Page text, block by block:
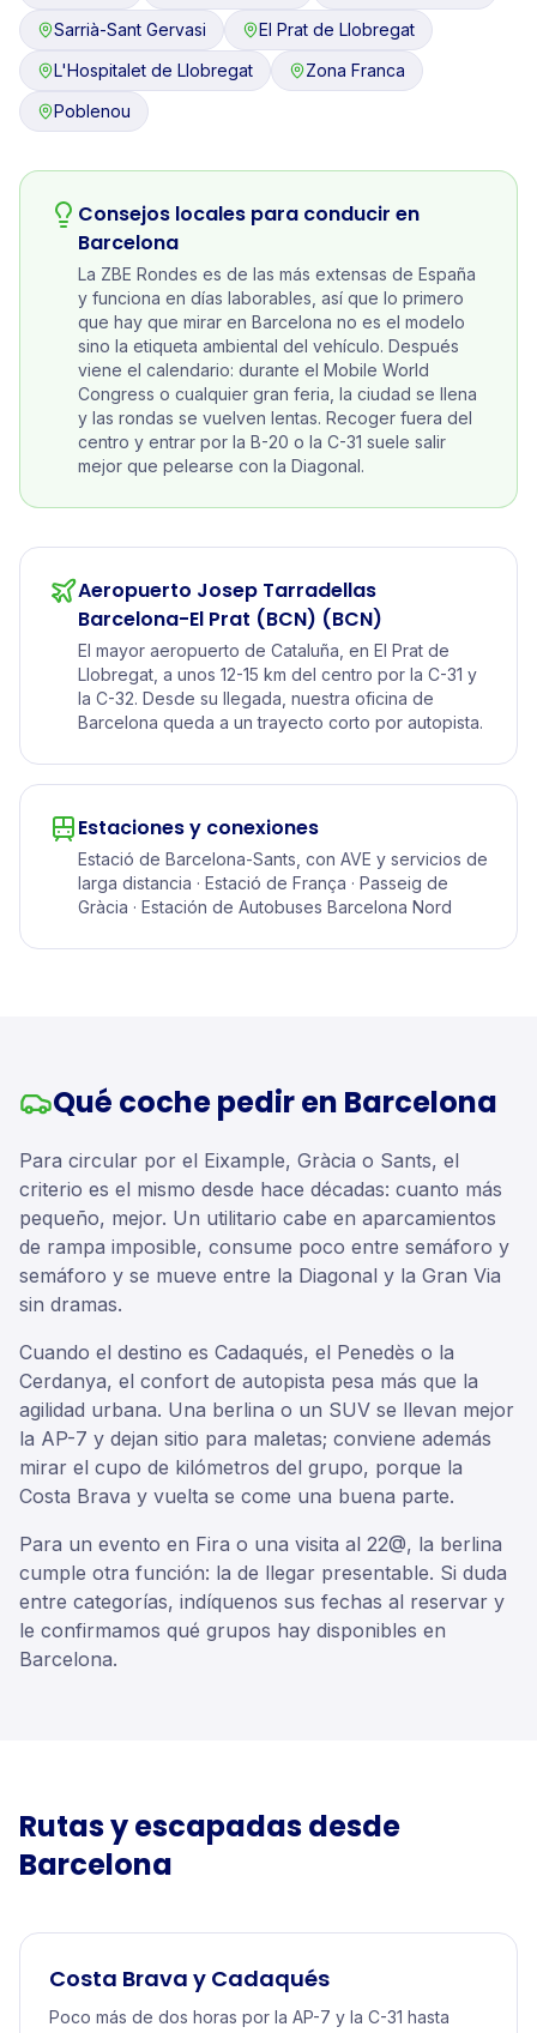
Sarrià-Sant Gervasi
El Prat de Llobregat
L'Hospitalet de Llobregat
Zona Franca
Poblenou
Consejos locales para conducir en
Barcelona
La ZBE Rondes es de las más extensas de España
y funciona en días laborables, así que lo primero
que hay que mirar en Barcelona no es el modelo
sino la etiqueta ambiental del vehículo. Después
viene el calendario: durante el Mobile World
Congress o cualquier gran feria, la ciudad se llena
y las rondas se vuelven lentas. Recoger fuera del
centro y entrar por la B-20 o la C-31 suele salir
mejor que pelearse con la Diagonal.
Aeropuerto Josep Tarradellas
Barcelona-El Prat (BCN) (BCN)
El mayor aeropuerto de Cataluña, en El Prat de
Llobregat, a unos 12-15 km del centro por la C-31 y
la C-32. Desde su llegada, nuestra oficina de
Barcelona queda a un trayecto corto por autopista.
Estaciones y conexiones
Estació de Barcelona-Sants, con AVE y servicios de
larga distancia · Estació de França · Passeig de
Gràcia · Estación de Autobuses Barcelona Nord
Qué coche pedir en Barcelona
Para circular por el Eixample, Gràcia o Sants, el
criterio es el mismo desde hace décadas: cuanto más
pequeño, mejor. Un utilitario cabe en aparcamientos
de rampa imposible, consume poco entre semáforo y
semáforo y se mueve entre la Diagonal y la Gran Via
sin dramas.
Cuando el destino es Cadaqués, el Penedès o la
Cerdanya, el confort de autopista pesa más que la
agilidad urbana. Una berlina o un SUV se llevan mejor
la AP-7 y dejan sitio para maletas; conviene además
mirar el cupo de kilómetros del grupo, porque la
Costa Brava y vuelta se come una buena parte.
Para un evento en Fira o una visita al 22@, la berlina
cumple otra función: la de llegar presentable. Si duda
entre categorías, indíquenos sus fechas al reservar y
le confirmamos qué grupos hay disponibles en
Barcelona.
Rutas y escapadas desde
Barcelona
Costa Brava y Cadaqués
Poco más de dos horas por la AP-7 y la C-31 hasta